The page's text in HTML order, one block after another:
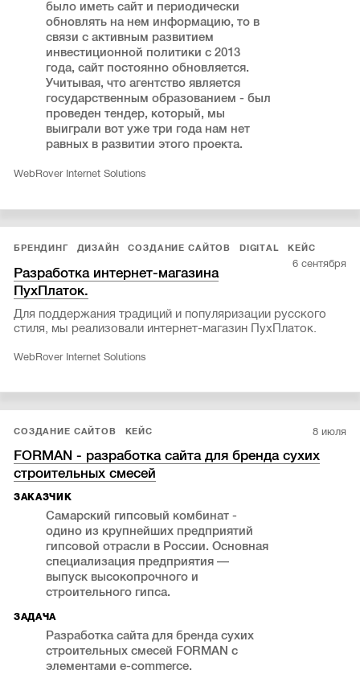
было иметь сайт и периодически
обновлять на нем информацию, то в
связи с активным развитием
инвестиционной политики с 2013
года, сайт постоянно обновляется.
Учитывая, что агентство является
государственным образованием - был
проведен тендер, который, мы
выиграли вот уже три года нам нет
равных в развитии этого проекта.
WebRover Internet Solutions
БРЕНДИНГ ДИЗАЙН СОЗДАНИЕ САЙТОВ DIGITAL КЕЙС
6 сентября
Разработка интернет-магазина
ПухПлаток.
Для поддержания традиций и популяризации русского
стиля, мы реализовали интернет-магазин ПухПлаток.
WebRover Internet Solutions
СОЗДАНИЕ САЙТОВ КЕЙС 8 июля
FORMAN - разработка сайта для бренда сухих
строительных смесей
ЗАКАЗЧИК
Самарский гипсовый комбинат -
одино из крупнейших предприятий
гипсовой отрасли в России. Основная
специализация предприятия —
выпуск высокопрочного и
строительного гипса.
ЗАДАЧА
Разработка сайта для бренда сухих
строительных смесей FORMAN с
элементами e-commerce.